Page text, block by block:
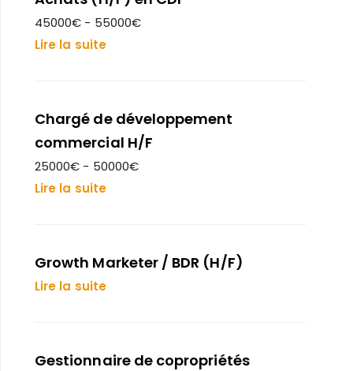
45000€ - 55000€
Lire la suite
Chargé de développement
commercial H/F
25000€ - 50000€
Lire la suite
Growth Marketer / BDR (H/F)
Lire la suite
Gestionnaire de copropriétés